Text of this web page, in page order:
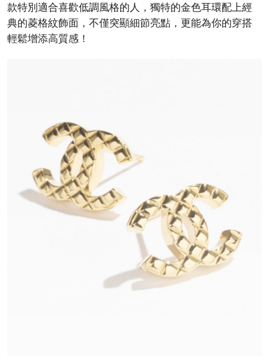
款特別適合喜歡低調風格的人，獨特的金色耳環配上經
典的菱格紋飾面，不僅突顯細節亮點，更能為你的穿搭
輕鬆增添高質感！